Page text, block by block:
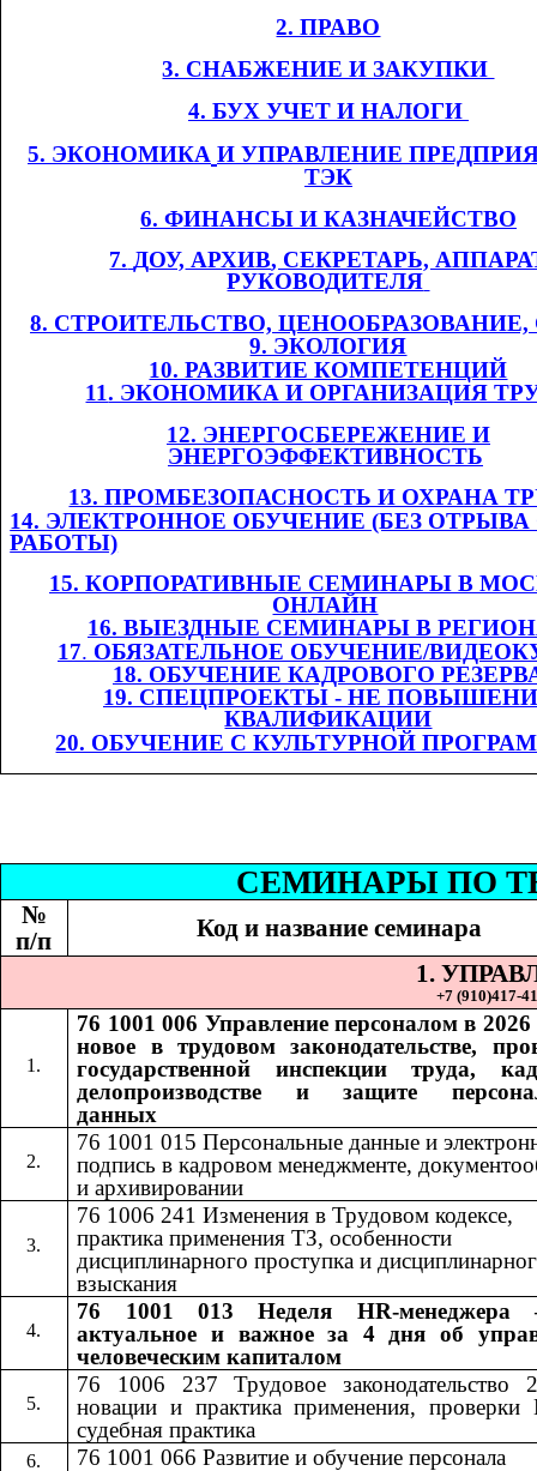
2. ПРАВО
3. СНАБЖЕНИЕ И ЗАКУПКИ​​
4. БУХ УЧЕТ И НАЛОГИ​​
5. ЭКОНОМИКА И УПРАВЛЕНИЕ
ТЭК
6. ФИНАНСЫ И КАЗНАЧЕЙСТВО
7. ​​ДОУ, ​​ АРХИВ, СЕКРЕТАРЬ,
РУКОВОДИТЕЛЯ
8. СТРОИТЕЛЬСТВО,
9. ЭКОЛОГИЯ
10. РАЗВИТИЕ КОМПЕТЕНЦИЙ
11. ЭКОНОМИКА И ОРГАНИЗАЦИЯ
12. ЭНЕРГОСБЕРЕЖЕНИЕ И
ЭНЕРГОЭФФЕКТИВНОСТЬ
13. ПРОМБЕЗОПАСНОСТЬ И ОХРАНА
14. ЭЛЕКТРОННОЕ ОБУЧЕНИЕ (БЕЗ ОТРЫВА
РАБОТЫ)
15. КОРПОРАТИВНЫЕ СЕМИНАРЫ В
ОНЛАЙН
16. ВЫЕЗДНЫЕ СЕМИНАРЫ В
17.​​ ОБЯЗАТЕЛЬНОЕ ОБУЧЕНИЕ/
18. ОБУЧЕНИЕ КАДРОВОГО
19. СПЕЦПРОЕКТЫ - НЕ
КВАЛИФИКАЦИИ
20. ОБУЧЕНИЕ С КУЛЬТУРНОЙ
СЕМИНАРЫ ПО
№
п/п
Код и название семинара
1.
+7 (910)417-
76 1001 006 Управление персоналом в 2026
новое в трудовом законодательстве,
государственной инспекции труда,
делопроизводстве и защите
данных
76 1001 015​​Персональные данные и
подпись в кадровом менеджменте,
и архивировании
76 1006 241 ​​Изменения в Трудовом кодексе,
практика применения ТЗ, особенности
дисциплинарного проступка и
взыскания
76 1001 013 Неделя HR-менеджера
актуальное и важное за 4 дня об
человеческим капиталом
76 1006 237 Трудовое законодательство
новации и практика применения,
судебная практика
76 1001 066 Развитие и обучение персонала